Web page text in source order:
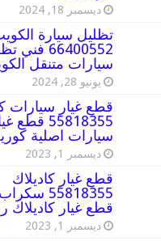
ديسمبر 18, 2024
تظليل سيارة
66400552
سيارات متنقل
يونيو 28, 2024
قطع غيار سيارات
55818355 قطع
سيارات اصلية
ديسمبر 1, 2023
قطع غيار كاديلاك
55818355 سكراب
قطع غيار كاديلاك
ديسمبر 1, 2023